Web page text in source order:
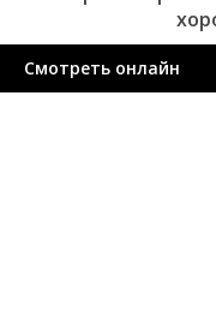
Смотреть онлайн